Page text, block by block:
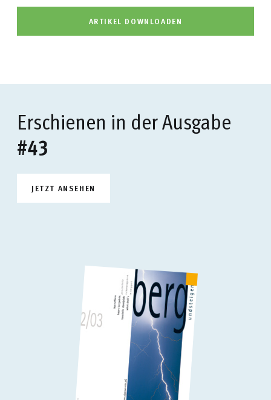
ARTIKEL DOWNLOADEN
Erschienen in der Ausgabe
#43
JETZT ANSEHEN